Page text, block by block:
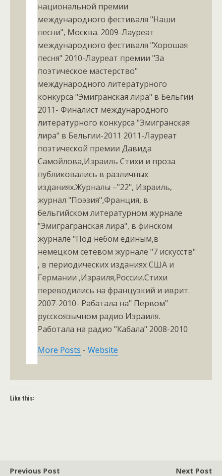
национальной премии
международного фестиваля "Наши
песни", Москва. 2009-Лауреат
международного фестиваля "Хорошая
песня" 2010-Лауреат премии "За
поэтическое мастерство"
международного литературного
конкурса "Эмигранская лира" в Бельгии
2011- Финалист международного
литературного конкурса "Эмигранская
лира" в Бельгии-2011 2011-Лауреат
поэтической премии Давида
Самойлова,Израиль Стихи и проза
публиковались в различных
изданиях.Журналы –"22", Израиль,
журнал "Поэзия",Франция, в
бельгийском литературном журнале
"Эмиграгранская лира", в финском
журнале "Под небом единым,в
немецком сетевом журнале "7 искусств"
, в периодических изданиях США и
Германии ,Израиля,России.Стихи
переводились на французкий и иврит.
2007-2010- Рабатала на" Первом"
русскоязычном радио Израиля.
Работала на радио "Кабала" 2008-2010
More Posts -Website
Like this:
Previous Post
Next Post